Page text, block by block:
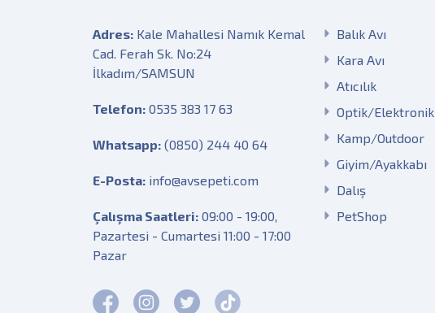
Adres: Kale Mahallesi Namık Kemal
Cad. Ferah Sk. No:24
İlkadım/SAMSUN
Telefon: 0535 383 17 63
Whatsapp: (0850) 244 40 64
E-Posta: info@avsepeti.com
Çalışma Saatleri: 09:00 - 19:00,
Pazartesi - Cumartesi 11:00 - 17:00
Pazar
Balık Avı
Kara Avı
Atıcılık
Optik/Elektronik
Kamp/Outdoor
Giyim/Ayakkabı
Dalış
PetShop